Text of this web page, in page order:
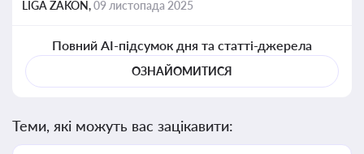
LIGA ZAKON,09 листопада 2025
Повний AI-підсумок дня та статті-джерела
ОЗНАЙОМИТИСЯ
Теми, які можуть вас зацікавити: